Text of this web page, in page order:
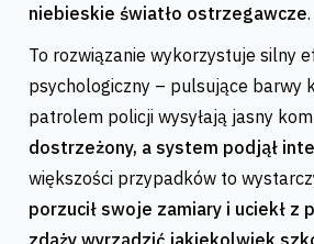
niebieskie światło ostrzegawcze.
To rozwiązanie wykorzystuje silny
psychologiczny – pulsujące barwy
patrolem policji wysyłają jasny
dostrzeżony, a system podjął
większości przypadków to
porzucił swoje zamiary i uciekł z
zdąży wyrządzić jakiekolwiek